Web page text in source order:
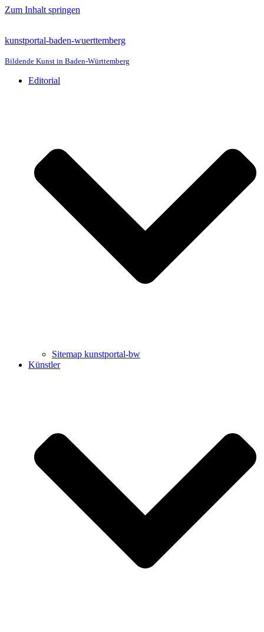
Zum Inhalt springen
kunstportal-baden-wuerttemberg
Bildende Kunst in Baden-Württemberg
Editorial
Sitemap kunstportal-bw
Künstler